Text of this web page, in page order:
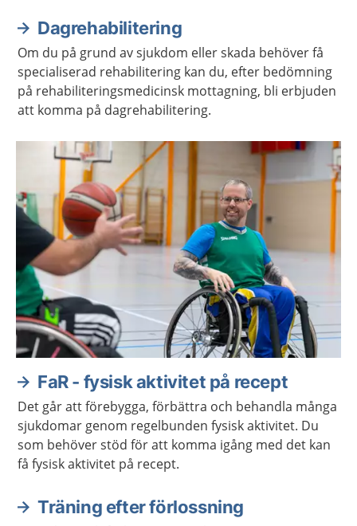
Dagrehabilitering
Om du på grund av sjukdom eller skada behöver få
specialiserad rehabilitering kan du, efter bedömning
på rehabiliteringsmedicinsk mottagning, bli erbjuden
att komma på dagrehabilitering.
FaR - fysisk aktivitet på recept
Det går att förebygga, förbättra och behandla många
sjukdomar genom regelbunden fysisk aktivitet. Du
som behöver stöd för att komma igång med det kan
få fysisk aktivitet på recept.
Träning efter förlossning